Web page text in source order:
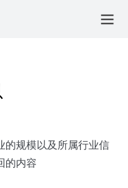
的规模以及所属行业信
的内容